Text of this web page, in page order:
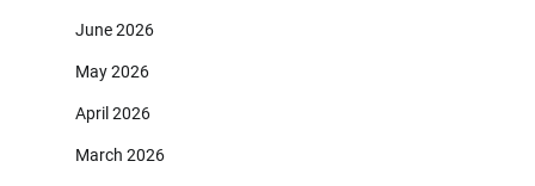
June 2026
May 2026
April 2026
March 2026